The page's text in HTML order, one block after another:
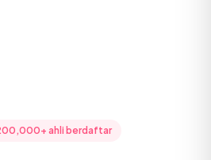
ahli berdaftar